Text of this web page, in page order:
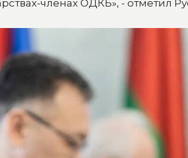
членах ОДКБ», - отметил